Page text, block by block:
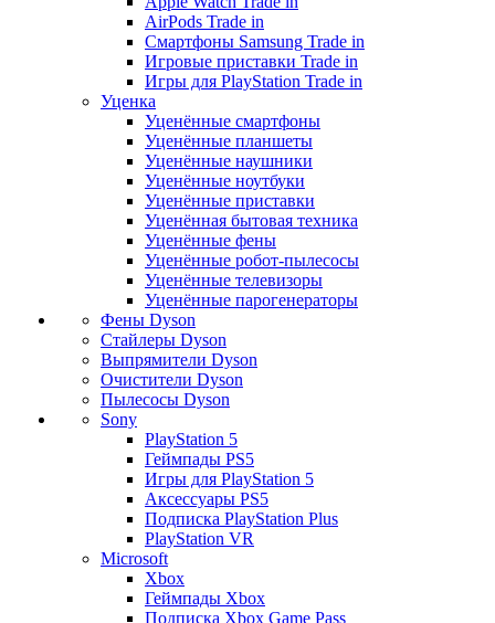
AirPods Trade in
Смартфоны Samsung Trade in
Игровые приставки Trade in
Игры для PlayStation Trade in
Уценка
Уценённые смартфоны
Уценённые планшеты
Уценённые наушники
Уценённые ноутбуки
Уценённые приставки
Уценённая бытовая техника
Уценённые фены
Уценённые робот-пылесосы
Уценённые телевизоры
Уценённые парогенераторы
Фены Dyson
Стайлеры Dyson
Выпрямители Dyson
Очистители Dyson
Пылесосы Dyson
Sony
PlayStation 5
Геймпады PS5
Игры для PlayStation 5
Аксессуары PS5
Подписка PlayStation Plus
PlayStation VR
Microsoft
Xbox
Геймпады Xbox
Подписка Xbox Game Pass